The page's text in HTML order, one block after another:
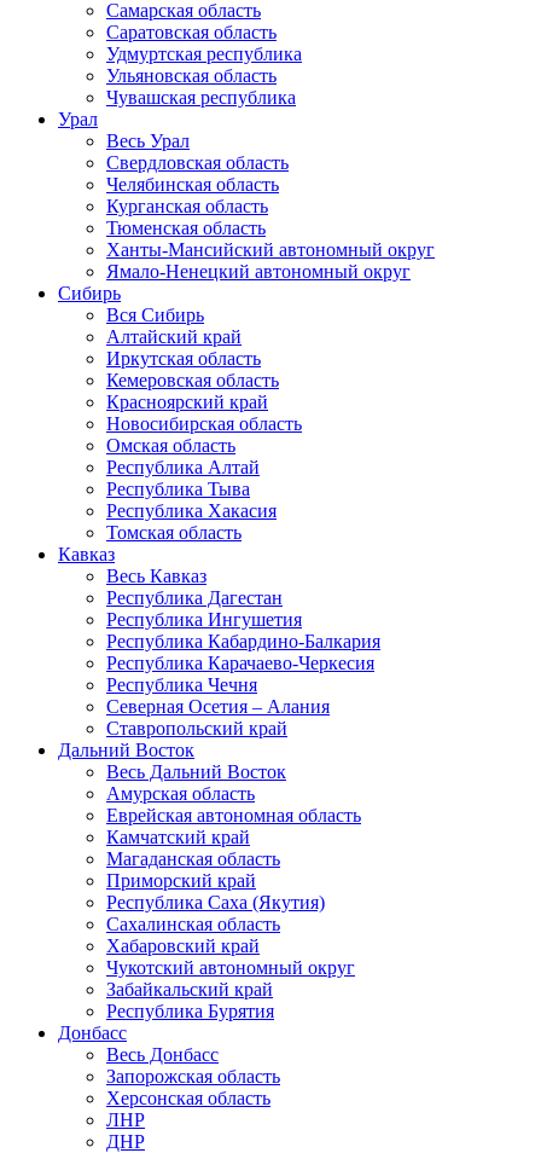
Самарская область
Саратовская область
Удмуртская республика
Ульяновская область
Чувашская республика
Урал
Весь Урал
Свердловская область
Челябинская область
Курганская область
Тюменская область
Ханты-Мансийский автономный округ
Ямало-Ненецкий автономный округ
Сибирь
Вся Сибирь
Алтайский край
Иркутская область
Кемеровская область
Красноярский край
Новосибирская область
Омская область
Республика Алтай
Республика Тыва
Республика Хакасия
Томская область
Кавказ
Весь Кавказ
Республика Дагестан
Республика Ингушетия
Республика Кабардино-Балкария
Республика Карачаево-Черкесия
Республика Чечня
Северная Осетия – Алания
Ставропольский край
Дальний Восток
Весь Дальний Восток
Амурская область
Еврейская автономная область
Камчатский край
Магаданская область
Приморский край
Республика Саха (Якутия)
Сахалинская область
Хабаровский край
Чукотский автономный округ
Забайкальский край
Республика Бурятия
Донбасс
Весь Донбасс
Запорожская область
Херсонская область
ЛНР
ДНР